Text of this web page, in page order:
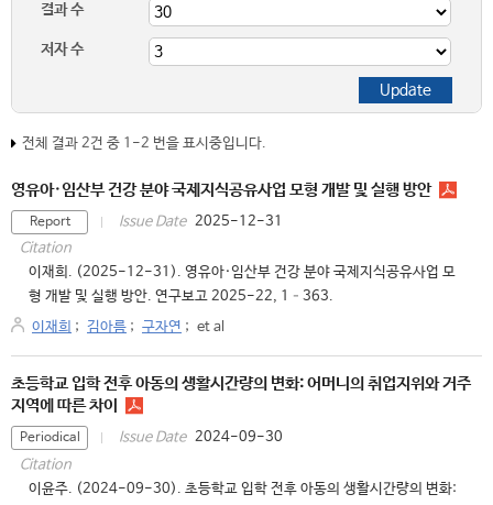
결과 수
저자 수
전체 결과 2건 중 1-2 번을 표시중입니다.
영유아·임산부 건강 분야 국제지식공유사업 모형 개발 및 실행 방안
Report Issue Date 2025-12-31
Citation
이재희. (2025-12-31). 영유아·임산부 건강 분야 국제지식공유사업 모
형 개발 및 실행 방안. 연구보고 2025-22, 1–363.
이재희 ; 김아름 ; 구자연 ; et al
초등학교 입학 전후 아동의 생활시간량의 변화: 어머니의 취업지위와 거주
지역에 따른 차이
Periodical Issue Date 2024-09-30
Citation
이윤주. (2024-09-30). 초등학교 입학 전후 아동의 생활시간량의 변화: